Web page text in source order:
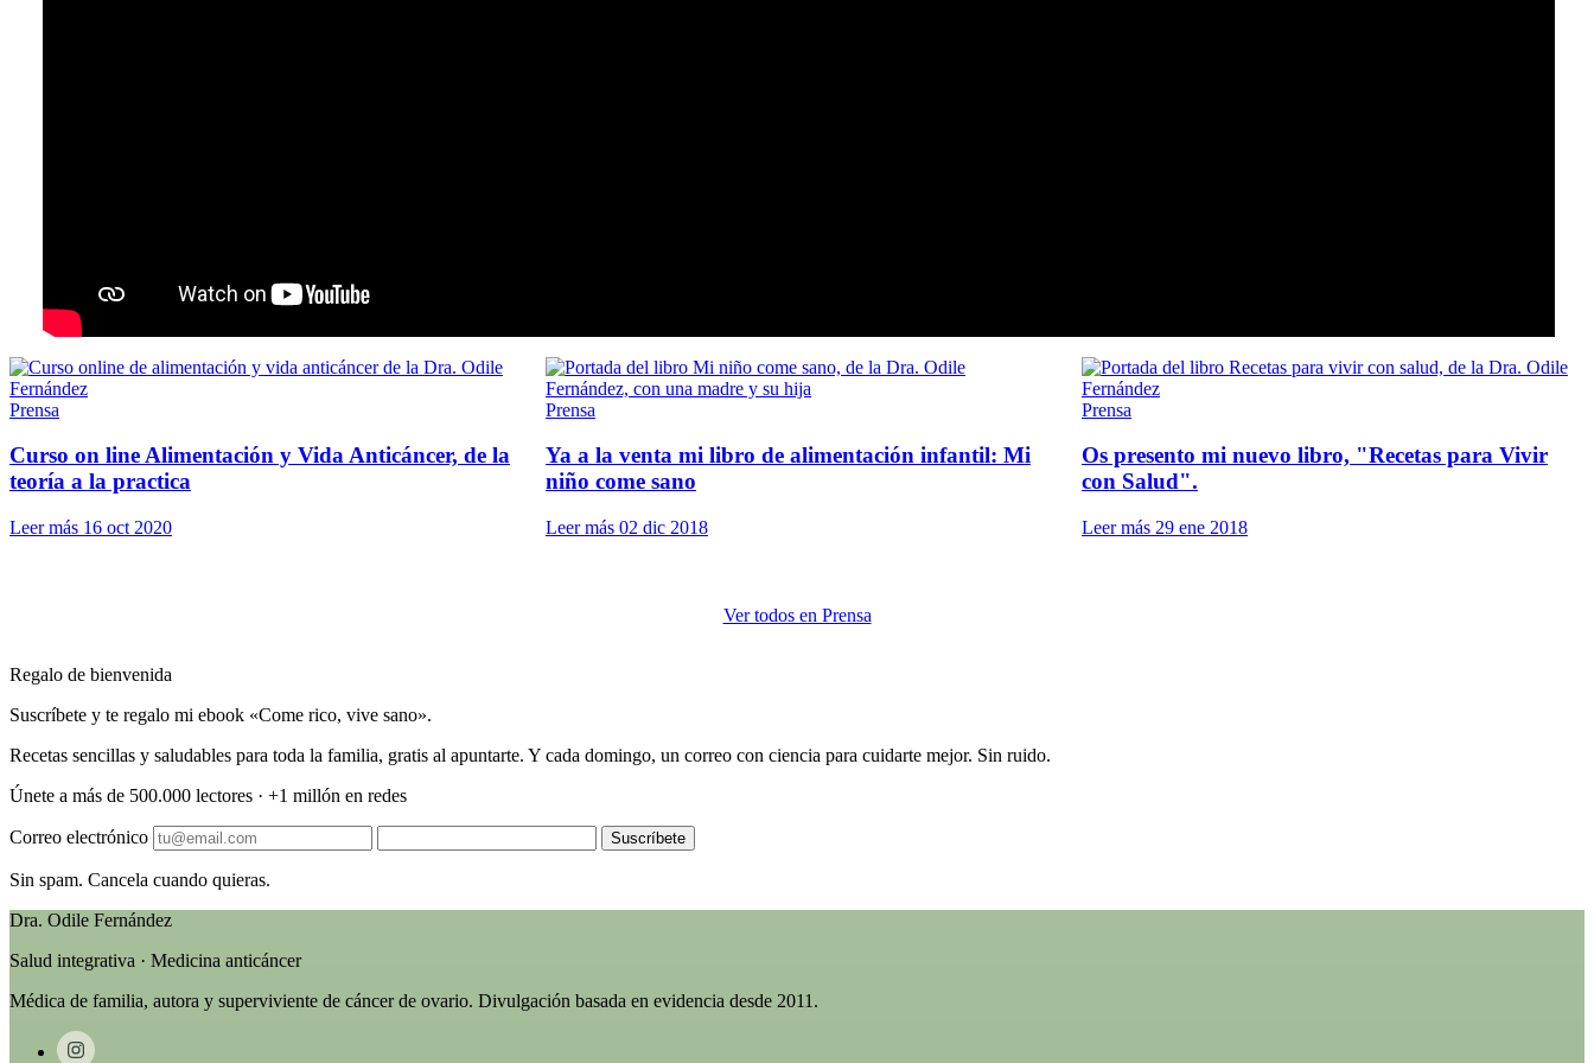
Prensa
Curso on line Alimentación y Vida Anticáncer, de la
teoría a la practica
Leer más 16 oct 2020
Prensa
Ya a la venta mi libro de alimentación infantil: Mi
niño come sano
Leer más 02 dic 2018
Prensa
Os presento mi nuevo libro, "Recetas para Vivir
con Salud".
Leer más 29 ene 2018
Ver todos en Prensa
Regalo de bienvenida
Suscríbete y te regalo mi ebook «Come rico, vive sano».
Recetas sencillas y saludables para toda la familia, gratis al apuntarte. Y cada domingo, un correo con ciencia para cuidarte mejor. Sin ruido.
Únete a más de 500.000 lectores · +1 millón en redes
Correo electrónico Suscríbete
Sin spam. Cancela cuando quieras.
Dra. Odile Fernández
Salud integrativa · Medicina anticáncer
Médica de familia, autora y superviviente de cáncer de ovario. Divulgación basada en evidencia desde 2011.